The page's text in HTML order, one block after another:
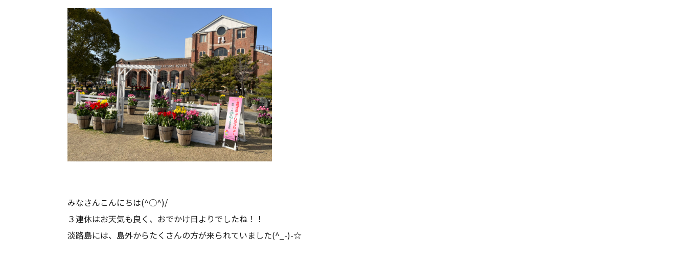
みなさんこんにちは(^○^)/
３連休はお天気も良く、おでかけ日よりでしたね！！
淡路島には、島外からたくさんの方が来られていました(^_-)-☆